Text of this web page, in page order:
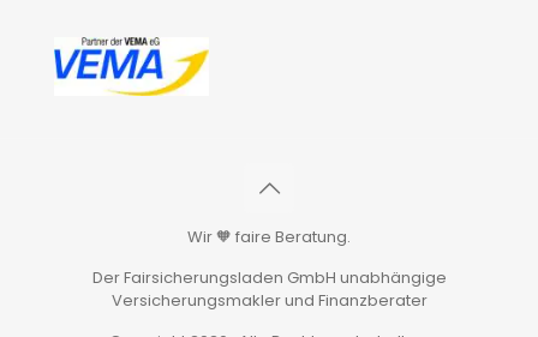
Wir 🧡 faire Beratung.
Der Fairsicherungsladen GmbH unabhängige
Versicherungsmakler und Finanzberater